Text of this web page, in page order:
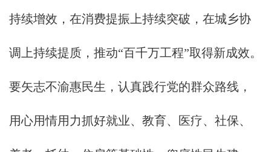
持续增效，在消费提振上持续突破，在城乡协
调上持续提质，推动“百千万工程”取得新成效。
要矢志不渝惠民生，认真践行党的群众路线，
用心用情用力抓好就业、教育、医疗、社保、